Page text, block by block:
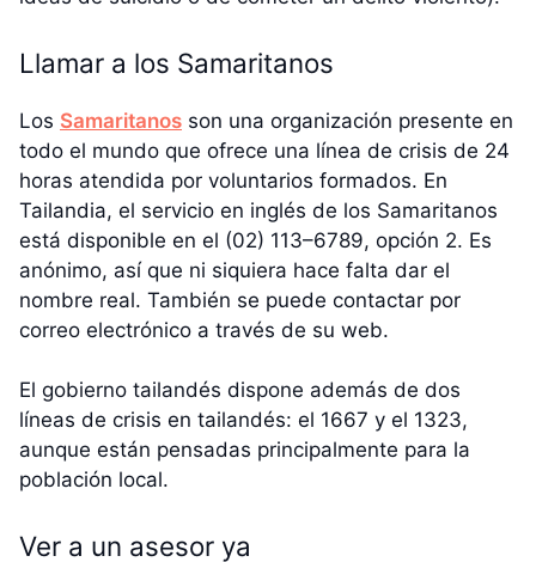
Llamar a los Samaritanos
Los Samaritanos son una organización presente en
todo el mundo que ofrece una línea de crisis de 24
horas atendida por voluntarios formados. En
Tailandia, el servicio en inglés de los Samaritanos
está disponible en el (02) 113–6789, opción 2. Es
anónimo, así que ni siquiera hace falta dar el
nombre real. También se puede contactar por
correo electrónico a través de su web.
El gobierno tailandés dispone además de dos
líneas de crisis en tailandés: el 1667 y el 1323,
aunque están pensadas principalmente para la
población local.
Ver a un asesor ya